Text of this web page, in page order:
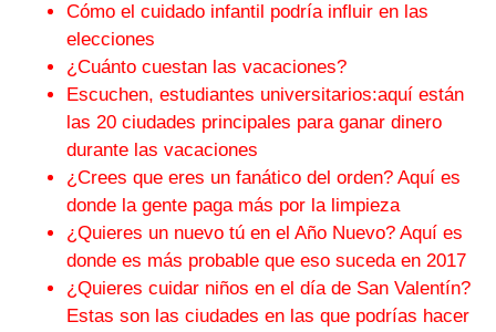
Cómo el cuidado infantil podría influir en las
elecciones
¿Cuánto cuestan las vacaciones?
Escuchen, estudiantes universitarios:aquí están
las 20 ciudades principales para ganar dinero
durante las vacaciones
¿Crees que eres un fanático del orden? Aquí es
donde la gente paga más por la limpieza
¿Quieres un nuevo tú en el Año Nuevo? Aquí es
donde es más probable que eso suceda en 2017
¿Quieres cuidar niños en el día de San Valentín?
Estas son las ciudades en las que podrías hacer